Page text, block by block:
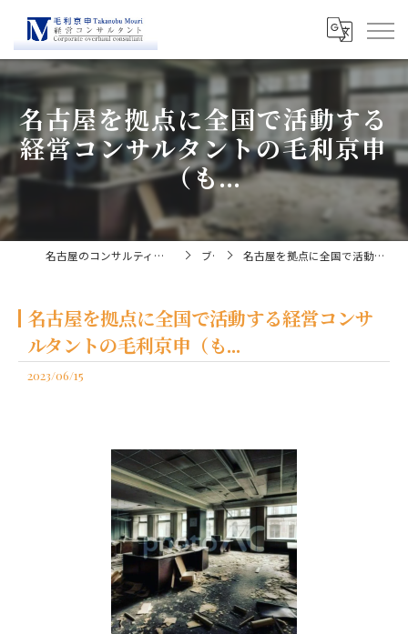
名古屋を拠点に全国で活動する
経営コンサルタントの毛利京申
（も...
名古屋のコンサルティングなら経営コンサルタント毛利京申 ブログ 名古屋を拠点に全国で活動する経営コンサルタントの毛利京申（も...
名古屋を拠点に全国で活動する経営コンサ
ルタントの毛利京申（も...
2023/06/15